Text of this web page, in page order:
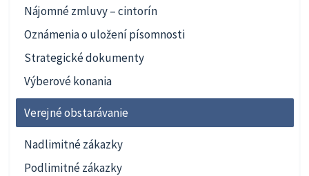
Nájomné zmluvy – cintorín
Oznámenia o uložení písomnosti
Strategické dokumenty
Výberové konania
Verejné obstarávanie
Nadlimitné zákazky
Podlimitné zákazky